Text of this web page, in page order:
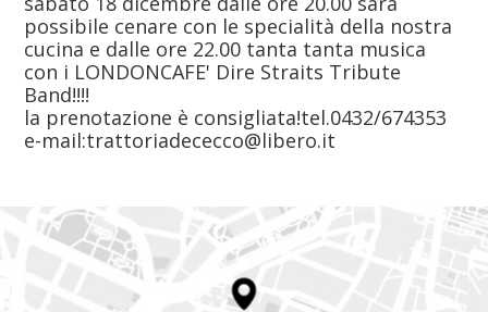
possibile cenare con le specialità della nostra
cucina e dalle ore 22.00 tanta tanta musica
con i LONDONCAFE' Dire Straits Tribute
Band!!!!
la prenotazione è consigliata!tel.0432/674353
e-mail:trattoriadececco@libero.it